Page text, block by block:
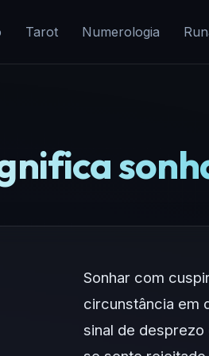
Tarot Numerologia
Sonhar com
circunstância em
sinal de